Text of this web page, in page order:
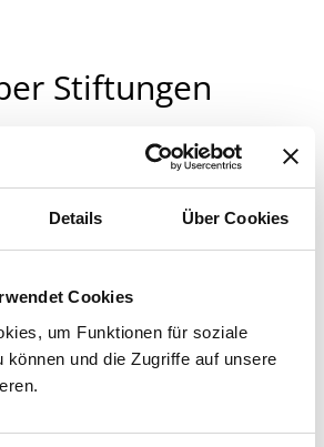
Details Über Cookies
Cookies
um Funktionen für soziale
können und die Zugriffe auf unsere
Stiftungen
Unterstützung für ein
Vorhaben? Hier können Sie
Fördermitteldatenbank und
recherchieren. Bei der
und Kleinschreibung